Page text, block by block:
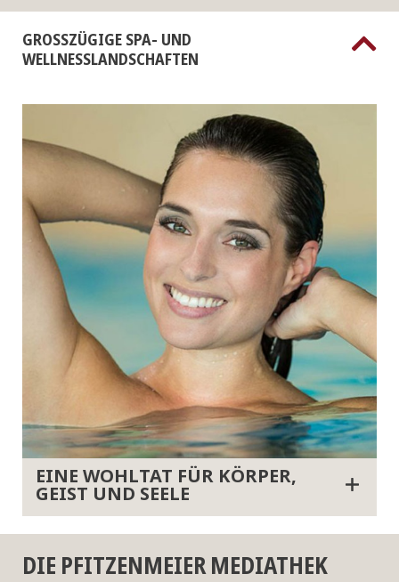
GROSSZÜGIGE SPA- UND W
ELLNESSLANDSCHAFTEN
EINE WOHLTAT FÜR KÖRPER,
GEIST UND SEELE
DIE PFITZENMEIER MEDIATHEK